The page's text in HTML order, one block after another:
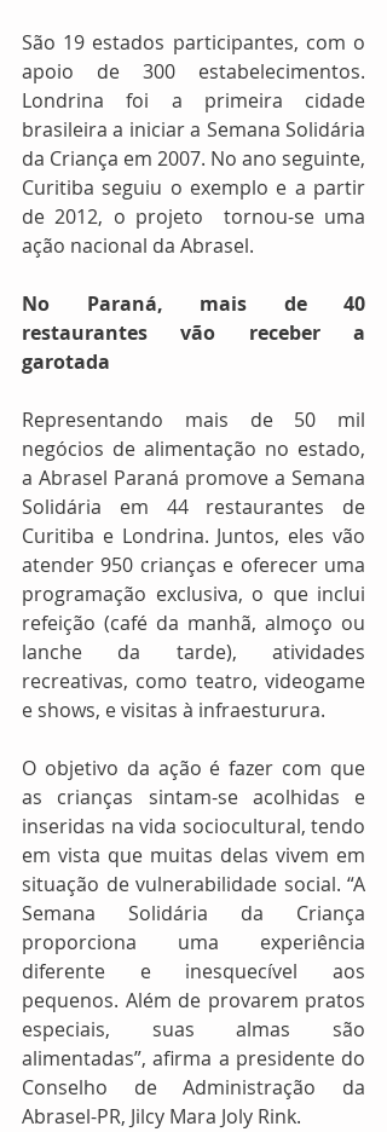
São 19 estados participantes, com o
apoio de 300 estabelecimentos.
Londrina foi a primeira cidade
brasileira a iniciar a Semana Solidária
da Criança em 2007. No ano seguinte,
Curitiba seguiu o exemplo e a partir
de 2012, o projeto  tornou-se uma
ação nacional da Abrasel.
No Paraná, mais de 40
restaurantes vão receber a
garotada
Representando mais de 50 mil
negócios de alimentação no estado,
a Abrasel Paraná promove a Semana
Solidária em 44 restaurantes de
Curitiba e Londrina. Juntos, eles vão
atender 950 crianças e oferecer uma
programação exclusiva, o que inclui
refeição (café da manhã, almoço ou
lanche da tarde), atividades
recreativas, como teatro, videogame
e shows, e visitas à infraesturura.
O objetivo da ação é fazer com que
as crianças sintam-se acolhidas e
inseridas na vida sociocultural, tendo
em vista que muitas delas vivem em
situação de vulnerabilidade social. “A
Semana Solidária da Criança
proporciona uma experiência
diferente e inesquecível aos
pequenos. Além de provarem pratos
especiais, suas almas são
alimentadas”, afirma a presidente do
Conselho de Administração da
Abrasel-PR, Jilcy Mara Joly Rink.